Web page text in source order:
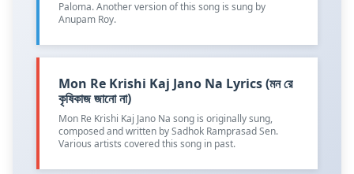
Paloma. Another version of this song is sung by
Anupam Roy.
Mon Re Krishi Kaj Jano Na Lyrics (মন রে
কৃষিকাজ জানো না)
Mon Re Krishi Kaj Jano Na song is originally sung,
composed and written by Sadhok Ramprasad Sen.
Various artists covered this song in past.